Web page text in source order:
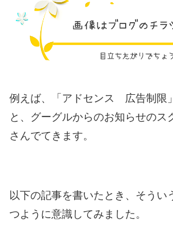
例えば、「アドセンス 広告制限
と、グーグルからのお知らせのス
さんでてきます。
以下の記事を書いたとき、そうい
つように意識してみました。